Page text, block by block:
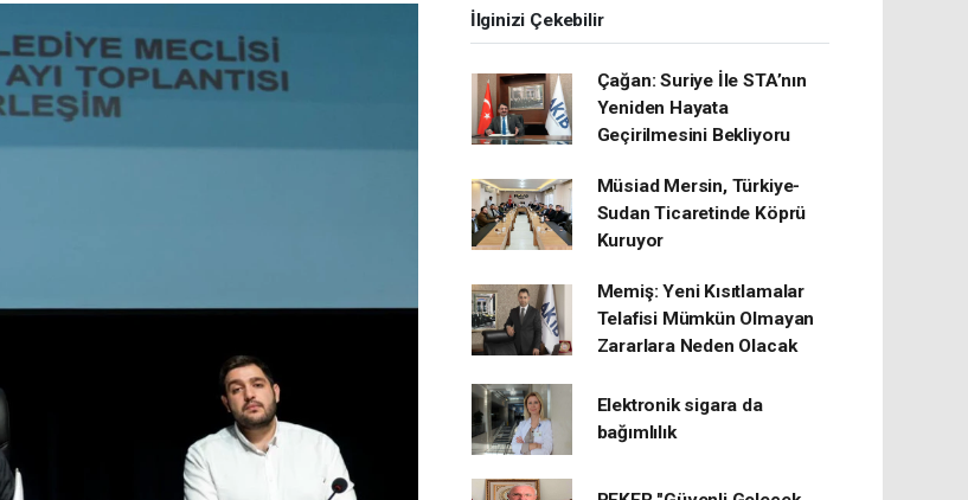
İlginizi Çekebilir
Çağan: Suriye İle STA’nın
Yeniden Hayata
Geçirilmesini Bekliyoru
Müsiad Mersin, Türkiye-
Sudan Ticaretinde Köprü
Kuruyor
Memiş: Yeni Kısıtlamalar
Telafisi Mümkün Olmayan
Zararlara Neden Olacak
Elektronik sigara da
bağımlılık